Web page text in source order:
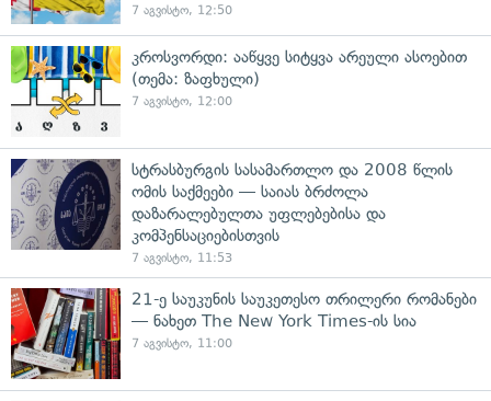
7 აგვისტო, 12:50
კროსვორდი: ააწყვე სიტყვა არეული ასოებით
(თემა: ზაფხული)
7 აგვისტო, 12:00
სტრასბურგის სასამართლო და 2008 წლის
ომის საქმეები — საიას ბრძოლა
დაზარალებულთა უფლებებისა და
კომპენსაციებისთვის
7 აგვისტო, 11:53
21-ე საუკუნის საუკეთესო თრილერი რომანები
— ნახეთ The New York Times-ის სია
7 აგვისტო, 11:00